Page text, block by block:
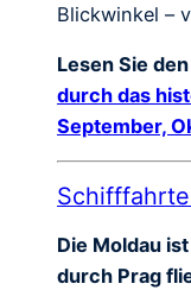
Blickwinkel –
Lesen Sie
durch das
September,
Die Moldau
durch Prag